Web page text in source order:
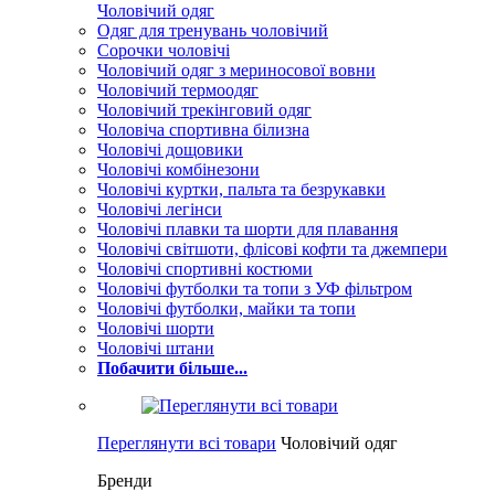
Чоловічий одяг
Одяг для тренувань чоловічий
Сорочки чоловічі
Чоловічий одяг з мериносової вовни
Чоловічий термоодяг
Чоловічий трекінговий одяг
Чоловіча спортивна білизна
Чоловічі дощовики
Чоловічі комбінезони
Чоловічі куртки, пальта та безрукавки
Чоловічі легінси
Чоловічі плавки та шорти для плавання
Чоловічі світшоти, флісові кофти та джемпери
Чоловічі спортивні костюми
Чоловічі футболки та топи з УФ фільтром
Чоловічі футболки, майки та топи
Чоловічі шорти
Чоловічі штани
Побачити більше...
Переглянути всі товари Чоловічий одяг
Бренди